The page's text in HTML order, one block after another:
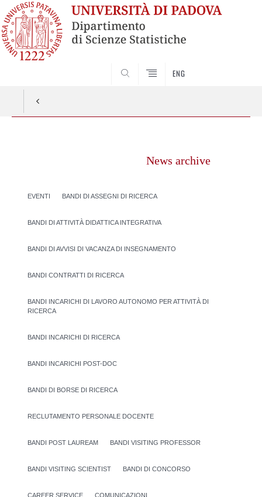
ENG
News archive
EVENTI BANDI DI ASSEGNI DI RICERCA
BANDI DI ATTIVITÀ DIDATTICA INTEGRATIVA
BANDI DI AVVISI DI VACANZA DI INSEGNAMENTO
BANDI CONTRATTI DI RICERCA
BANDI INCARICHI DI LAVORO AUTONOMO PER ATTIVITÀ DI
RICERCA
BANDI INCARICHI DI RICERCA
BANDI INCARICHI POST-DOC
BANDI DI BORSE DI RICERCA
RECLUTAMENTO PERSONALE DOCENTE
BANDI POST LAUREAM BANDI VISITING PROFESSOR
BANDI VISITING SCIENTIST BANDI DI CONCORSO
CAREER SERVICE COMUNICAZIONI